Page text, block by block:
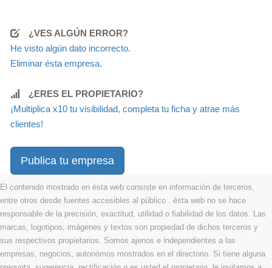
¿VES ALGÚN ERROR?
He visto algún dato incorrecto.
Eliminar ésta empresa.
¿ERES EL PROPIETARIO?
¡Multiplica x10 tu visibilidad, completa tu ficha y atrae más
clientes!
Publica tu empresa
El contenido mostrado en ésta web consiste en información de terceros,
entre otros desde fuentes accesibles al público . ésta web no se hace
responsable de la precisión, exactitud, utilidad o fiabilidad de los datos. Las
marcas, logotipos, imágenes y textos son propiedad de dichos terceros y
sus respectivos propietarios. Somos ajenos e independientes a las
empresas, negocios, autonómos mostrados en el directorio. Si tiene alguna